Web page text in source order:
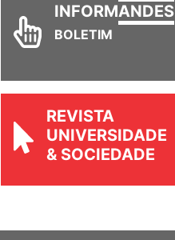
INFORMANDES
BOLETIM
REVISTA
UNIVERSIDADE
& SOCIEDADE